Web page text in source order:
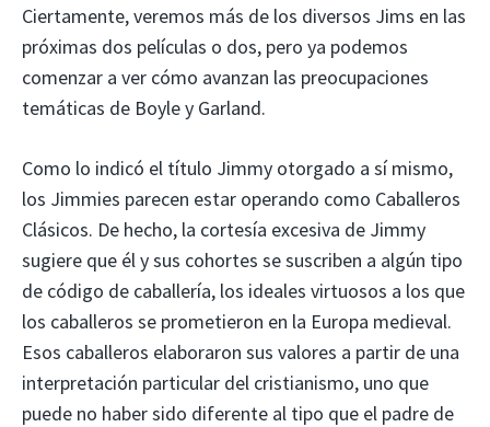
Ciertamente, veremos más de los diversos Jims en las
próximas dos películas o dos, pero ya podemos
comenzar a ver cómo avanzan las preocupaciones
temáticas de Boyle y Garland.
Como lo indicó el título Jimmy otorgado a sí mismo,
los Jimmies parecen estar operando como Caballeros
Clásicos. De hecho, la cortesía excesiva de Jimmy
sugiere que él y sus cohortes se suscriben a algún tipo
de código de caballería, los ideales virtuosos a los que
los caballeros se prometieron en la Europa medieval.
Esos caballeros elaboraron sus valores a partir de una
interpretación particular del cristianismo, uno que
puede no haber sido diferente al tipo que el padre de